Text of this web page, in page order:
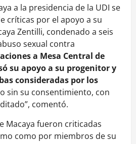
a la presidencia de la UDI se
críticas por el apoyo a su
Zentilli, condenado a seis
sexual contra
a Mesa Central de
su apoyo a su progenitor y
consideradas por los
sin su consentimiento, con
comentó.
Macaya fueron criticadas
como por miembros de su